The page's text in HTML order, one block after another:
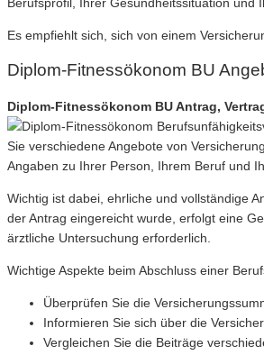
Es empfiehlt sich, sich von einem
Diplom-Fitnessökonom BU
Diplom-Fitnessökonom BU Antrag,
Sie verschiedene Angebote von
Angaben zu Ihrer Person, Ihrem Beruf und
Wichtig ist dabei, ehrliche und vollständige
der Antrag eingereicht wurde, erfolgt eine
ärztliche Untersuchung erforderlich.
Wichtige Aspekte beim Abschluss einer
Überprüfen Sie die
Informieren Sie sich über die
Vergleichen Sie die Beiträge